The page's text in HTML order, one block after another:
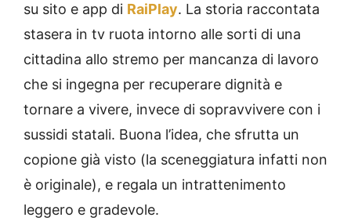
su sito e app di RaiPlay. La storia raccontata
stasera in tv ruota intorno alle sorti di una
cittadina allo stremo per mancanza di lavoro
che si ingegna per recuperare dignità e
tornare a vivere, invece di sopravvivere con i
sussidi statali. Buona l’idea, che sfrutta un
copione già visto (la sceneggiatura infatti non
è originale), e regala un intrattenimento
leggero e gradevole.